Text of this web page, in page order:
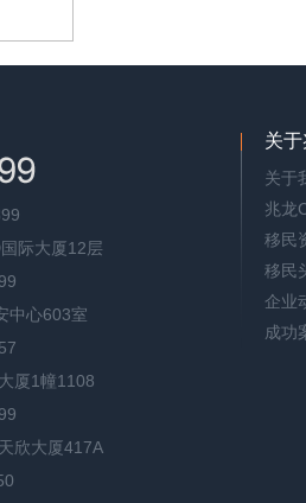
际大厦12层
中心603室
厦1幢1108
欣大厦417A
关
关于
兆龙
移民
移民
企业
成功